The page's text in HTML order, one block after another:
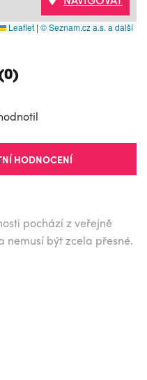
Leaflet | © Seznam.cz a.s. a další
HODNOCENÍ
pochází z veřejně
nemusí být zcela přesné.